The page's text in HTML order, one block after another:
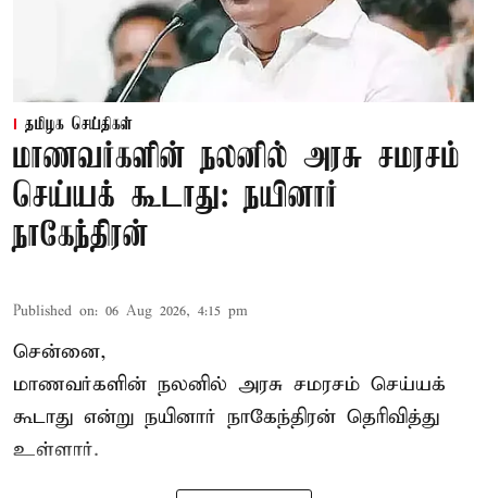
தமிழக செய்திகள்
மாணவர்களின் நலனில் அரசு சமரசம்
செய்யக் கூடாது: நயினார்
நாகேந்திரன்
Published on: 06 Aug 2026, 4:15 pm
சென்னை,
மாணவர்களின் நலனில் அரசு சமரசம் செய்யக்
கூடாது என்று நயினார் நாகேந்திரன் தெரிவித்து
உள்ளார்.